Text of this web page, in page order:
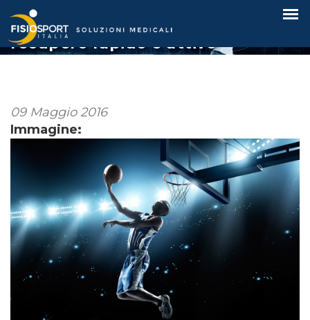
crediamo che tutti meritino un
recupero rapido e attivo
09 Maggio 2016
Immagine: